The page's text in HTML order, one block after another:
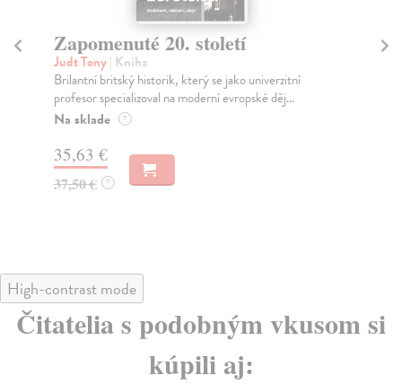
Zapomenuté 20. století
Judt Tony| Kniha
Brilantní britský historik, který se jako univerzitní
profesor specializoval na moderní evropské děj...
Na sklade ?
35,63 €
37,50 € ?
High-contrast mode
Čitatelia s podobným vkusom si
kúpili aj: